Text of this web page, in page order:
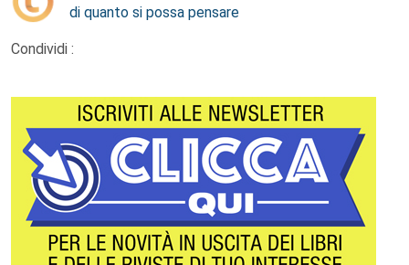
di quanto si possa pensare
Condividi :